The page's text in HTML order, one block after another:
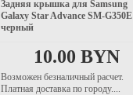
Задняя крышка для Samsung
Galaxy Star Advance SM-G350E
черный
10.00 BYN
Возможен безналичный расчет.
Платная доставка по городу....